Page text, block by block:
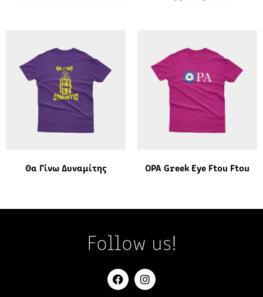
Θα Γίνω Δυναμίτης OPA Greek Eye Ftou Ftou
Follow us!